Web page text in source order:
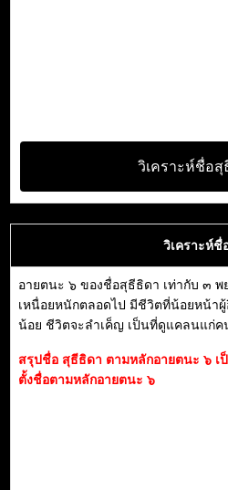
วิเคราะห์ชื่อสุ
วิเคราะห์ชื่
อายตนะ ๖ ของชื่อสุธีธิดา เท่ากับ ๓
เหนื่อยหนักตลอดไป มีชีวิตที่น้อยหน้า
น้อย ชีวิตจะลำเค็ญ เป็นที่ดูแคลนแก่
สรุปชื่อ สุธีธิดา ตามหลักอายตนะ ๖ เ
ตั้งชื่อตามหลักอายตนะ ๖